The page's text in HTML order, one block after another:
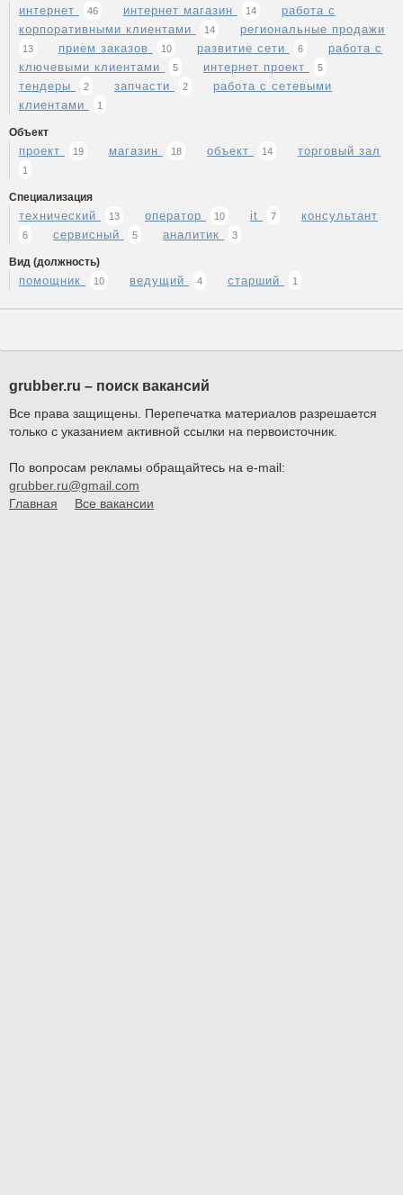
интернет 46 интернет магазин 14
работа с
корпоративными клиентами
14 региональные продажи
13 прием заказов 10 развитие сети 6
работа с
ключевыми клиентами
5 интернет проект 5
тендеры 2 запчасти 2
работа с сетевыми
клиентами
1
Объект
проект 19 магазин 18 объект 14 торговый зал
1
Специализация
технический 13 оператор 10 it 7 консультант
6 сервисный 5 аналитик 3
Вид (должность)
помощник 10 ведущий 4 старший 1
grubber.ru – поиск вакансий
Все права защищены. Перепечатка материалов разрешается
только с указанием активной ссылки на первоисточник.
По вопросам рекламы обращайтесь на e-mail:
grubber.ru@gmail.com
Главная
Все вакансии